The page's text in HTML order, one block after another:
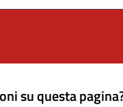
su questa